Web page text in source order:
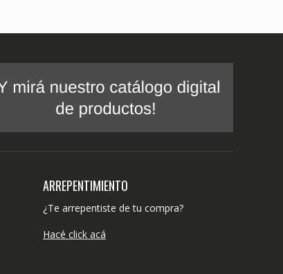
ARREPENTIMIENTO
¿Te arrepentiste de tu compra?
Hacé click acá